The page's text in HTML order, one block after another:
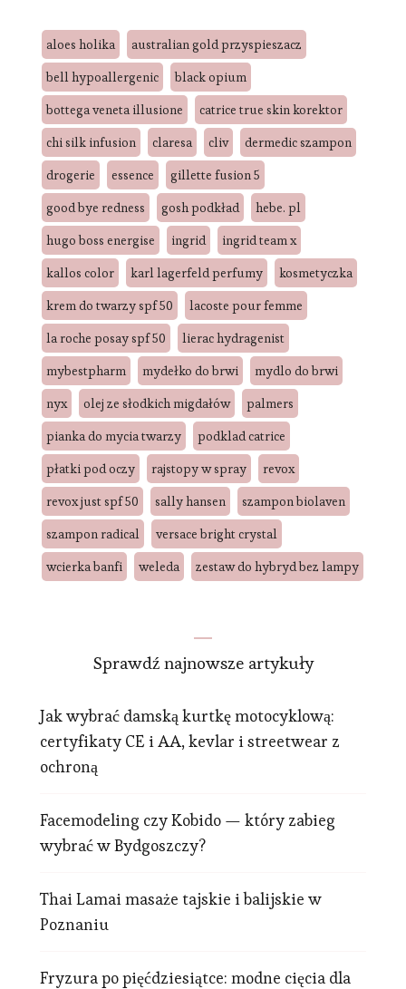
aloes holika
australian gold przyspieszacz
bell hypoallergenic
black opium
bottega veneta illusione
catrice true skin korektor
chi silk infusion
claresa cliv
dermedic szampon
drogerie
essence
gillette fusion 5
good bye redness
gosh podkład
hebe. pl
hugo boss energise
ingrid
ingrid team x
kallos color
karl lagerfeld perfumy
kosmetyczka
krem do twarzy spf 50
lacoste pour femme
la roche posay spf 50
lierac hydragenist
mybestpharm
mydełko do brwi
mydlo do brwi
nyx
olej ze słodkich migdałów
palmers
pianka do mycia twarzy
podklad catrice
płatki pod oczy
rajstopy w spray
revox
revox just spf 50
sally hansen
szampon biolaven
szampon radical
versace bright crystal
wcierka banfi
weleda zestaw do hybryd bez lampy
Sprawdź najnowsze artykuły
Jak wybrać damską kurtkę motocyklową:
certyfikaty CE i AA, kevlar i streetwear z
ochroną
Facemodeling czy Kobido — który zabieg
wybrać w Bydgoszczy?
Thai Lamai masaże tajskie i balijskie w
Poznaniu
Fryzura po pięćdziesiątce: modne cięcia dla